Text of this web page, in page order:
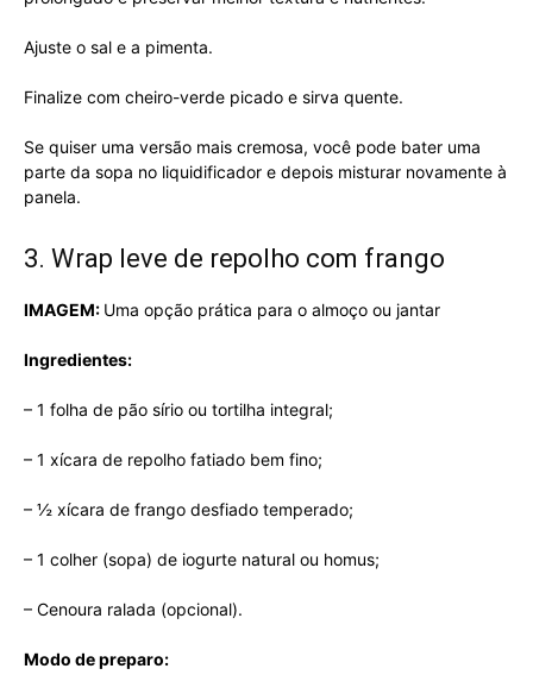
Ajuste o sal e a pimenta.
Finalize com cheiro-verde picado e sirva quente.
Se quiser uma versão mais cremosa, você pode bater uma
parte da sopa no liquidificador e depois misturar novamente à
panela.
3. Wrap leve de repolho com frango
IMAGEM: Uma opção prática para o almoço ou jantar
Ingredientes:
– 1 folha de pão sírio ou tortilha integral;
– 1 xícara de repolho fatiado bem fino;
– ½ xícara de frango desfiado temperado;
– 1 colher (sopa) de iogurte natural ou homus;
– Cenoura ralada (opcional).
Modo de preparo: